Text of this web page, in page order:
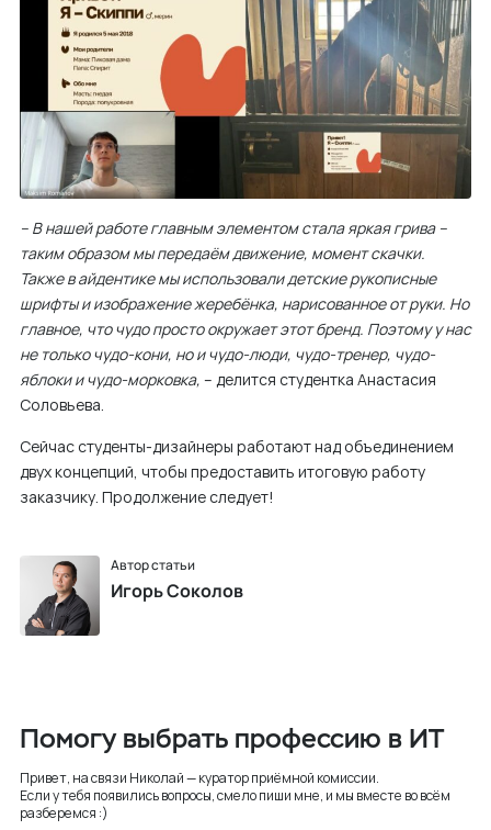
– В нашей работе главным элементом стала яркая грива –
таким образом мы передаём движение, момент скачки.
Также в айдентике мы использовали детские рукописные
шрифты и изображение жеребёнка, нарисованное от руки. Но
главное, что чудо просто окружает этот бренд. Поэтому у нас
не только чудо-кони, но и чудо-люди, чудо-тренер, чудо-
яблоки и чудо-морковка, – делится студентка Анастасия
Соловьева.
Сейчас студенты-дизайнеры работают над объединением
двух концепций, чтобы предоставить итоговую работу
заказчику. Продолжение следует!
Автор статьи
Игорь Соколов
Помогу выбрать профессию в ИТ
Привет, на связи Николай — куратор приёмной комиссии.
Если у тебя появились вопросы, смело пиши мне, и мы вместе во всём
разберемся :)